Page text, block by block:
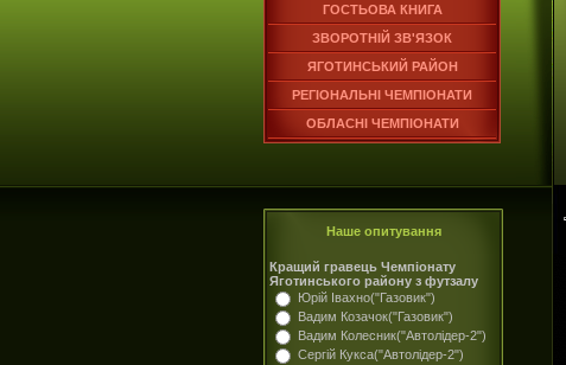
ГОСТЬОВА КНИГА
ЗВОРОТНІЙ ЗВ'ЯЗОК
ЯГОТИНСЬКИЙ РАЙОН
РЕГІОНАЛЬНІ ЧЕМПІОНАТИ
ОБЛАСНІ ЧЕМПІОНАТИ
Наше опитування
Кращий гравець Чемпіонату
Яготинського району з футзалу
Юрій Івахно("Газовик")
Вадим Козачок("Газовик")
Вадим Колесник("Автолідер-2")
Сергій Кукса("Автолідер-2")